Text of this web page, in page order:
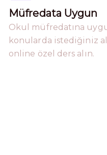
Müfredata Uygun
Okul müfredatına
konularda istediğiniz
online özel ders alın.